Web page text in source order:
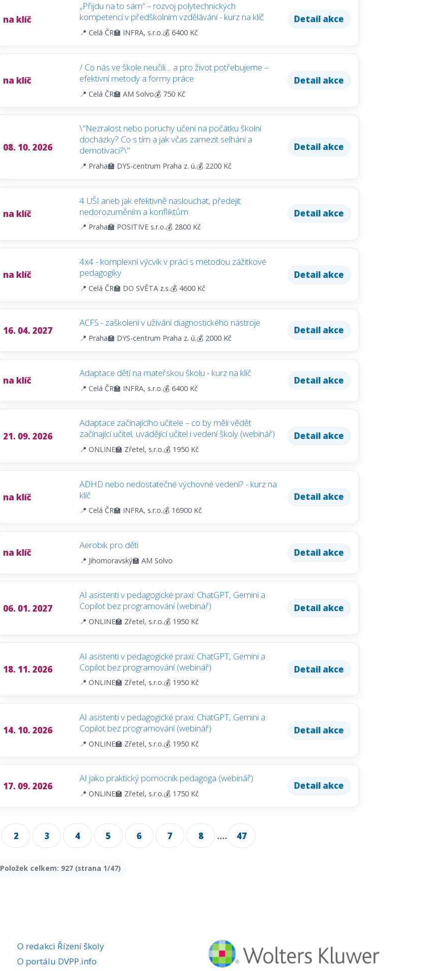
na klíč
„Přijdu na to sám“ – rozvoj polytechnických
kompetencí v předškolním vzdělávání - kurz na klíč
📍 Celá ČR🏫 INFRA, s.r.o.💰 6400 Kč
Detail akce
na klíč
/ Co nás ve škole neučili… a pro život potřebujeme –
efektivní metody a formy práce
📍 Celá ČR🏫 AM Solvo💰 750 Kč
Detail akce
08. 10. 2026
\"Nezralost nebo poruchy učení na počátku školní
docházky? Co s tím a jak včas zamezit selhání a
demotivaci?\"
📍 Praha🏫 DYS-centrum Praha z. ú.💰 2200 Kč
Detail akce
na klíč
4 UŠI aneb jak efektivně naslouchat, předejít
nedorozuměním a konfliktům
📍 Praha🏫 POSITIVE s.r.o.💰 2800 Kč
Detail akce
na klíč
4x4 - komplexní výcvik v práci s metodou zážitkové
pedagogiky
📍 Celá ČR🏫 DO SVĚTA z.s.💰 4600 Kč
Detail akce
16. 04. 2027
ACFS - zaškolení v užívání diagnostického nástroje
📍 Praha🏫 DYS-centrum Praha z. ú.💰 2000 Kč
Detail akce
na klíč
Adaptace dětí na mateřskou školu - kurz na klíč
📍 Celá ČR🏫 INFRA, s.r.o.💰 6400 Kč
Detail akce
21. 09. 2026
Adaptace začínajícího učitele – co by měli vědět
začínající učitel, uvádějící učitel i vedení školy (webinář)
📍 ONLINE🏫 Zřetel, s.r.o.💰 1950 Kč
Detail akce
na klíč
ADHD nebo nedostatečné výchovné vedení? - kurz na
klíč
📍 Celá ČR🏫 INFRA, s.r.o.💰 16900 Kč
Detail akce
na klíč
Aerobik pro děti
📍 Jihomoravský🏫 AM Solvo
Detail akce
06. 01. 2027
AI asistenti v pedagogické praxi: ChatGPT, Gemini a
Copilot bez programování (webinář)
📍 ONLINE🏫 Zřetel, s.r.o.💰 1950 Kč
Detail akce
18. 11. 2026
AI asistenti v pedagogické praxi: ChatGPT, Gemini a
Copilot bez programování (webinář)
📍 ONLINE🏫 Zřetel, s.r.o.💰 1950 Kč
Detail akce
14. 10. 2026
AI asistenti v pedagogické praxi: ChatGPT, Gemini a
Copilot bez programování (webinář)
📍 ONLINE🏫 Zřetel, s.r.o.💰 1950 Kč
Detail akce
17. 09. 2026
AI jako praktický pomocník pedagoga (webinář)
📍 ONLINE🏫 Zřetel, s.r.o.💰 1750 Kč
Detail akce
2 3 4 5 6 7 8 .... 47
Položek celkem: 927 (strana 1/47)
O redakci Řízení školy
O portálu DVPP.info